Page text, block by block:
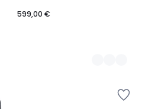
599,00 €